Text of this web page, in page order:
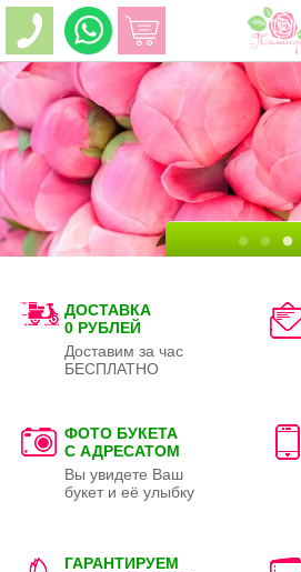
ДОСТАВКА
0 РУБЛЕЙ
Доставим за час
БЕСПЛАТНО
ФОТО БУКЕТА
С АДРЕСАТОМ
Вы увидете Ваш
букет и её улыбку
ГАРАНТИРУЕМ